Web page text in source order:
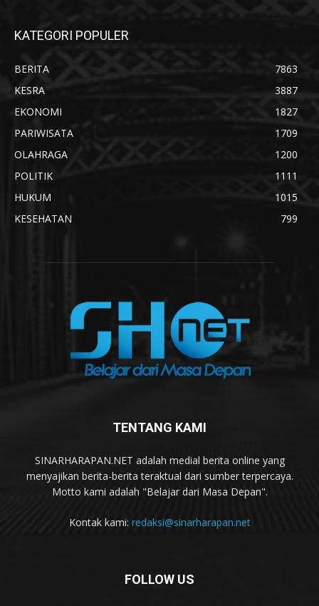
KATEGORI POPULER
BERITA
7863
KESRA
3887
EKONOMI
1827
PARIWISATA
1709
OLAHRAGA
1200
POLITIK
1111
HUKUM
1015
KESEHATAN
799
TENTANG KAMI
SINARHARAPAN.NET adalah medial berita online yang
menyajikan berita-berita teraktual dari sumber terpercaya.
Motto kami adalah "Belajar dari Masa Depan".
Kontak kami: redaksi@sinarharapan.net
FOLLOW US